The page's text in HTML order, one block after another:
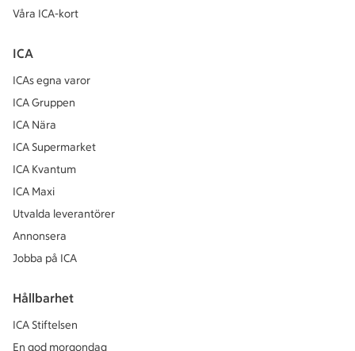
Våra ICA-kort
ICA
ICAs egna varor
ICA Gruppen
ICA Nära
ICA Supermarket
ICA Kvantum
ICA Maxi
Utvalda leverantörer
Annonsera
Jobba på ICA
Hållbarhet
ICA Stiftelsen
En god morgondag